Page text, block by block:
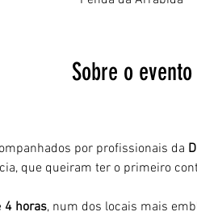
Sobre o evento
por profissionais da
que queiram ter o primeiro
4 horas, num dos locais mais